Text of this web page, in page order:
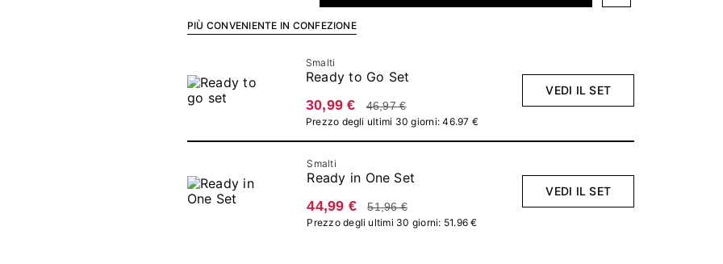
PIÙ CONVENIENTE IN CONFEZIONE
Smalti
Ready to Go Set
30,99 €
46,97 €
Prezzo degli ultimi 30 giorni: 46.97 €
VEDI IL SET
Smalti
Ready in One Set
44,99 €
51,96 €
Prezzo degli ultimi 30 giorni: 51.96 €
VEDI IL SET